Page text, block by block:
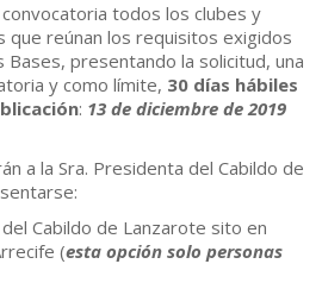
todos los clubes y
que reúnan los requisitos exigidos
presentando la solicitud, una
y como límite, 30 días hábiles
: 13 de diciembre de 2019
a la Sra. Presidenta del Cabildo de
Cabildo de Lanzarote sito en
(esta opción solo personas